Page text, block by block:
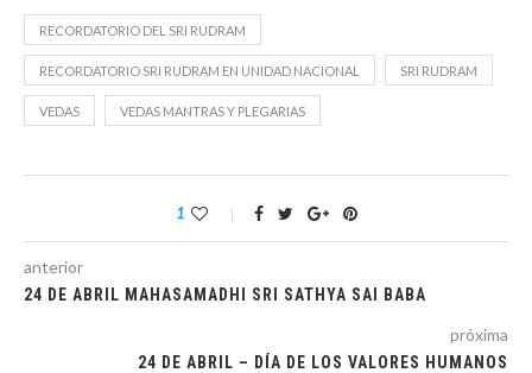
RECORDATORIO DEL SRI RUDRAM
RECORDATORIO SRI RUDRAM EN UNIDAD NACIONAL SRI RUDRAM
VEDAS VEDAS MANTRAS Y PLEGARIAS
1
anterior
24 DE ABRIL MAHASAMADHI SRI SATHYA SAI BABA
próxima
24 DE ABRIL – DÍA DE LOS VALORES HUMANOS